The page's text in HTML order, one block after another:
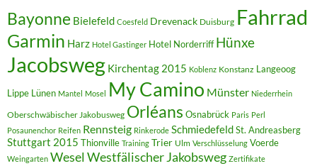
Bayonne Bielefeld Coesfeld Drevenack Duisburg Fahrrad
Garmin Harz Hotel Gastinger Hotel Norderriff Hünxe
Jacobsweg Kirchentag 2015 Koblenz Konstanz Langeoog
Lippe Lünen Mantel Mosel My Camino Münster Niederrhein
Oberschwäbischer Jakobusweg Orléans Osnabrück Paris Perl
Posaunenchor Reifen Rennsteig Rinkerode Schmiedefeld St. Andreasberg
Stuttgart 2015 Thionville Training Trier Ulm Verschlüsselung Voerde
Weingarten Wesel Westfälischer Jakobsweg Zertifikate